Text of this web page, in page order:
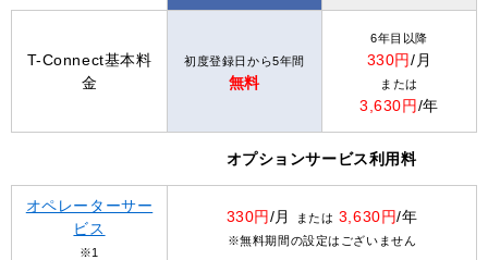
T-Connect基本料
金
初度登録日から5年間
無料
6年目以降
330円/月
または
3,630円/年
オプションサービス利用料
オペレーターサー
ビス
※1
330円/月 または 3,630円/年
※無料期間の設定はございません